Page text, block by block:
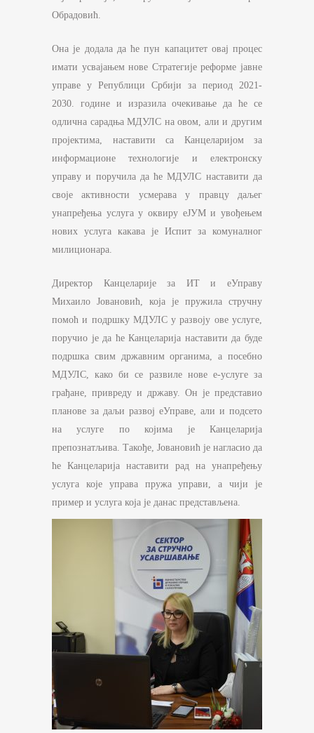
Обрадовић.
Она је додала да ће пун капацитет овај процес
имати усвајањем нове Стратегије реформе јавне
управе у Републици Србији за период 2021-
2030. године и изразила очекивање да ће се
одлична сарадња МДУЛС на овом, али и другим
пројектима, наставити са Канцеларијом за
информационе технологије и електронску
управу и поручила да ће МДУЛС наставити да
своје активности усмерава у правцу даљег
унапређења услуга у оквиру еЈУМ и увођењем
нових услуга какава је Испит за комуналног
милиционара.
Директор Канцеларије за ИТ и еУправу
Михаило Јовановић, која је пружила стручну
помоћ и подршку МДУЛС у развоју ове услуге,
поручио је да ће Канцеларија наставити да буде
подршка свим државним органима, а посебно
МДУЛС, како би се развиле нове е-услуге за
грађане, привреду и државу. Он је представио
планове за даљи развој еУправе, али и подсето
на услуге по којима је Канцеларија
препознатљива. Такође, Јовановић је нагласио да
ће Канцеларија наставити рад на унапређењу
услуга које управа пружа управи, а чији је
пример и услуга која је данас представљена.